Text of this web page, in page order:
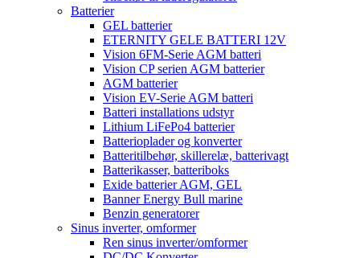
Batterier
GEL batterier
ETERNITY GELE BATTERI 12V
Vision 6FM-Serie AGM batteri
Vision CP serien AGM batterier
AGM batterier
Vision EV-Serie AGM batteri
Batteri installations udstyr
Lithium LiFePo4 batterier
Batterioplader og konverter
Batteritilbehør, skillerelæ, batterivagt
Batterikasser, batteriboks
Exide batterier AGM, GEL
Banner Energy Bull marine
Benzin generatorer
Sinus inverter, omformer
Ren sinus inverter/omformer